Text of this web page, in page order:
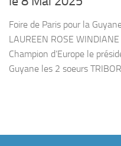
Foire de Paris pour la
LAUREEN ROSE
Champion d’Europe le
Guyane les 2 soeurs